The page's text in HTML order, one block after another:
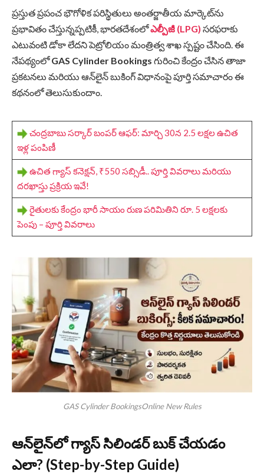
ప్రస్తుత ప్రపంచ భౌగోళిక పరిస్థితులు అంతర్జాతీయ మార్కెట్‌ను
ప్రభావితం చేస్తున్నప్పటికీ, భారతదేశంలోఎల్పీజీ (LPG) సరఫరాకు
ఎటువంటి డోకా లేదని పెట్రోలియం మంత్రిత్వ శాఖ స్పష్టం చేసింది. ఈ
నేపథ్యంలోGAS Cylinder Bookings గురించి కేంద్రం చేసిన తాజా
ప్రకటనలు మరియు ఆన్‌లైన్ బుకింగ్ విధానంపై పూర్తి సమాచారం ఈ
కథనంలో తెలుసుకుందాం.
చంద్రబాబు సర్కార్ బంపర్ ఆఫర్: మార్చి 30న 2.5 లక్షల ఉచిత
ఇళ్ల పంపిణీ
ఉచిత గ్యాస్ కనెక్షన్, ₹550 సబ్సిడీ.. పూర్తి వివరాలు మరియు
దరఖాస్తు ప్రక్రియ ఇవే!
రైతులకు కేంద్రం భారీ సాయం రుణ పరిమితిని రూ. 5 లక్షలకు
పెంపు – పూర్తి వివరాలు
GAS Cylinder BookingsOnline New Rules
ఆన్‌లైన్‌లో గ్యాస్ సిలిండర్ బుక్ చేయడం
ఎలా? (Step-by-Step Guide)